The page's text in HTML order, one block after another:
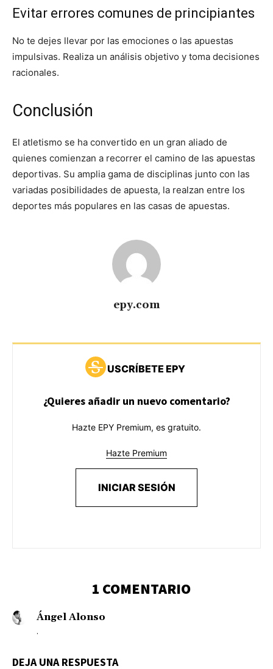
Evitar errores comunes de principiantes
No te dejes llevar por las emociones o las apuestas
impulsivas. Realiza un análisis objetivo y toma decisiones
racionales.
Conclusión
El atletismo se ha convertido en un gran aliado de
quienes comienzan a recorrer el camino de las apuestas
deportivas. Su amplia gama de disciplinas junto con las
variadas posibilidades de apuesta, la realzan entre los
deportes más populares en las casas de apuestas.
epy.com
USCRÍBETE EPY
¿Quieres añadir un nuevo comentario?
Hazte EPY Premium, es gratuito.
Hazte Premium
INICIAR SESIÓN
1 COMENTARIO
Ángel Alonso
.
DEJA UNA RESPUESTA